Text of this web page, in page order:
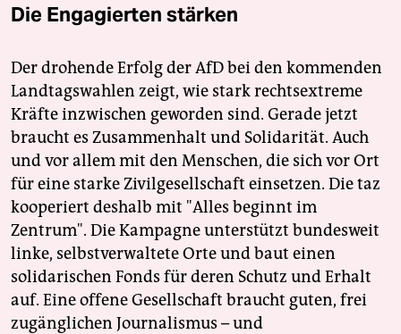
Die Engagierten stärken
Der drohende Erfolg der AfD bei den kommenden
Landtagswahlen zeigt, wie stark rechtsextreme
Kräfte inzwischen geworden sind. Gerade jetzt
braucht es Zusammenhalt und Solidarität. Auch
und vor allem mit den Menschen, die sich vor Ort
für eine starke Zivilgesellschaft einsetzen. Die taz
kooperiert deshalb mit "Alles beginnt im
Zentrum". Die Kampagne unterstützt bundesweit
linke, selbstverwaltete Orte und baut einen
solidarischen Fonds für deren Schutz und Erhalt
auf. Eine offene Gesellschaft braucht guten, frei
zugänglichen Journalismus – und